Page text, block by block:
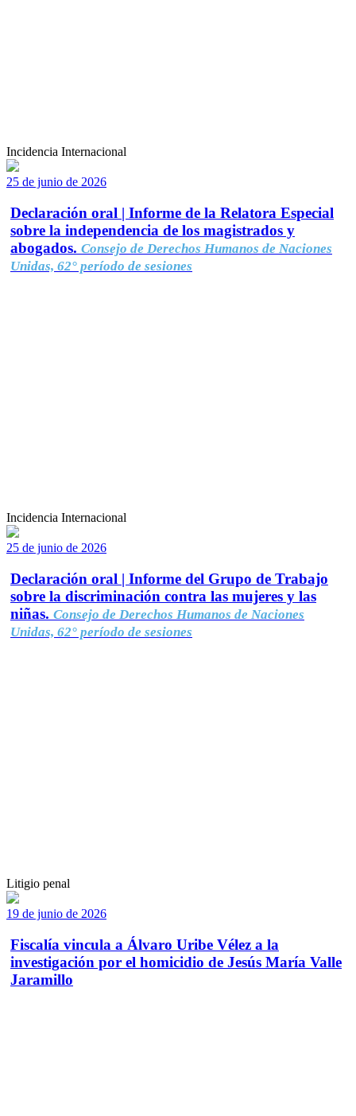
Incidencia Internacional
25 de junio de 2026
Declaración oral | Informe de la Relatora Especial
sobre la independencia de los magistrados y
abogados. Consejo de Derechos Humanos de Naciones
Unidas, 62° período de sesiones
Incidencia Internacional
25 de junio de 2026
Declaración oral | Informe del Grupo de Trabajo
sobre la discriminación contra las mujeres y las
niñas. Consejo de Derechos Humanos de Naciones
Unidas, 62° período de sesiones
Litigio penal
19 de junio de 2026
Fiscalía vincula a Álvaro Uribe Vélez a la
investigación por el homicidio de Jesús María Valle
Jaramillo